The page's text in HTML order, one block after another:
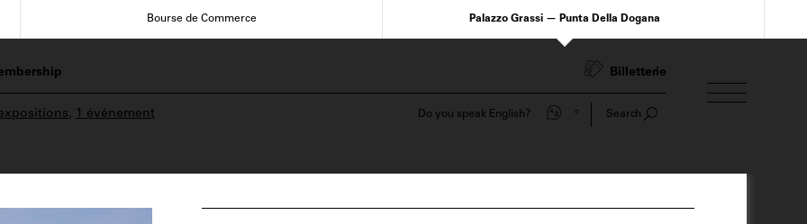
Bourse de Commerce Palazzo Grassi — Punta Della Dogana
Billetterie
, 1 événement Do you speak English? Search